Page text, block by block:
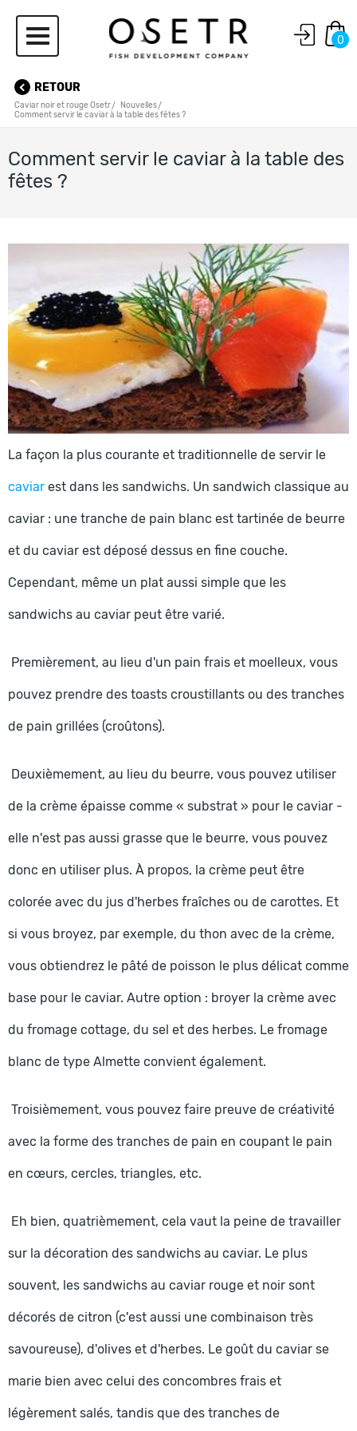
0
RETOUR
Caviar noir et rouge Osetr
Nouvelles
Comment servir le caviar à la table des fêtes ?
Comment servir le caviar à la table des
fêtes ?
La façon la plus courante et traditionnelle de servir le
caviar est dans les sandwichs. Un sandwich classique au
caviar : une tranche de pain blanc est tartinée de beurre
et du caviar est déposé dessus en fine couche.
Cependant, même un plat aussi simple que les
sandwichs au caviar peut être varié.
Premièrement, au lieu d'un pain frais et moelleux, vous
pouvez prendre des toasts croustillants ou des tranches
de pain grillées (croûtons).
Deuxièmement, au lieu du beurre, vous pouvez utiliser
de la crème épaisse comme « substrat » pour le caviar -
elle n'est pas aussi grasse que le beurre, vous pouvez
donc en utiliser plus. À propos, la crème peut être
colorée avec du jus d'herbes fraîches ou de carottes. Et
si vous broyez, par exemple, du thon avec de la crème,
vous obtiendrez le pâté de poisson le plus délicat comme
base pour le caviar. Autre option : broyer la crème avec
du fromage cottage, du sel et des herbes. Le fromage
blanc de type Almette convient également.
Troisièmement, vous pouvez faire preuve de créativité
avec la forme des tranches de pain en coupant le pain
en cœurs, cercles, triangles, etc.
Eh bien, quatrièmement, cela vaut la peine de travailler
sur la décoration des sandwichs au caviar. Le plus
souvent, les sandwichs au caviar rouge et noir sont
décorés de citron (c'est aussi une combinaison très
savoureuse), d'olives et d'herbes. Le goût du caviar se
marie bien avec celui des concombres frais et
légèrement salés, tandis que des tranches de